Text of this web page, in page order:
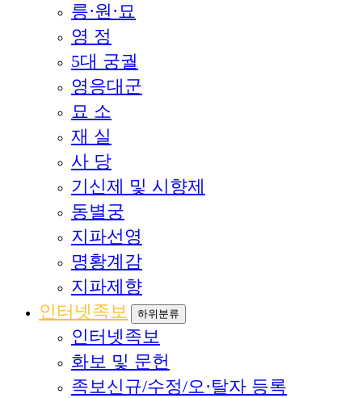
릉·원·묘
영 정
5대 궁궐
영응대군
묘 소
재 실
사 당
기신제 및 시향제
동별궁
지파선영
명황계감
지파제향
인터넷족보
하위분류
인터넷족보
화보 및 문헌
족보신규/수정/오·탈자 등록